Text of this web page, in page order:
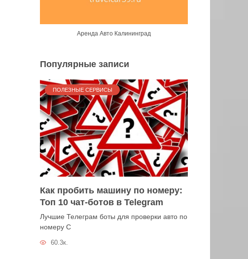
Аренда Авто Калининград
Популярные записи
ПОЛЕЗНЫЕ СЕРВИСЫ
Как пробить машину по номеру:
Топ 10 чат-ботов в Telegram
Лучшие Телеграм боты для проверки авто по
номеру С
60.3к.